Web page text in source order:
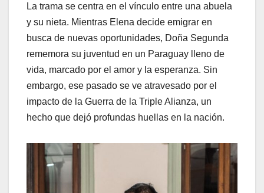
La trama se centra en el vínculo entre una abuela
y su nieta. Mientras Elena decide emigrar en
busca de nuevas oportunidades, Doña Segunda
rememora su juventud en un Paraguay lleno de
vida, marcado por el amor y la esperanza. Sin
embargo, ese pasado se ve atravesado por el
impacto de la Guerra de la Triple Alianza, un
hecho que dejó profundas huellas en la nación.